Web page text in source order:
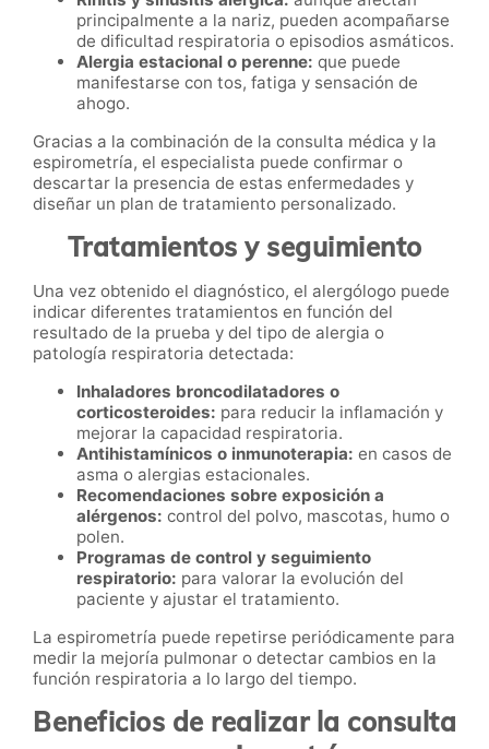
principalmente a la nariz, pueden acompañarse
de dificultad respiratoria o episodios asmáticos.
Alergia estacional o perenne: que puede
manifestarse con tos, fatiga y sensación de
ahogo.
Gracias a la combinación de la consulta médica y la
espirometría, el especialista puede confirmar o
descartar la presencia de estas enfermedades y
diseñar un plan de tratamiento personalizado.
Tratamientos y seguimiento
Una vez obtenido el diagnóstico, el alergólogo puede
indicar diferentes tratamientos en función del
resultado de la prueba y del tipo de alergia o
patología respiratoria detectada:
Inhaladores broncodilatadores o
corticosteroides: para reducir la inflamación y
mejorar la capacidad respiratoria.
Antihistamínicos o inmunoterapia: en casos de
asma o alergias estacionales.
Recomendaciones sobre exposición a
alérgenos: control del polvo, mascotas, humo o
polen.
Programas de control y seguimiento
respiratorio: para valorar la evolución del
paciente y ajustar el tratamiento.
La espirometría puede repetirse periódicamente para
medir la mejoría pulmonar o detectar cambios en la
función respiratoria a lo largo del tiempo.
Beneficios de realizar la consulta